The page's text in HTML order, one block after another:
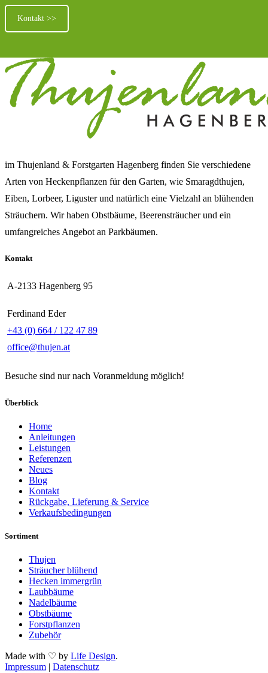
Kontakt >>
im Thujenland & Forstgarten Hagenberg finden Sie verschiedene
Arten von Heckenpflanzen für den Garten, wie Smaragdthujen,
Eiben, Lorbeer, Liguster und natürlich eine Vielzahl an blühenden
Sträuchern. Wir haben Obstbäume, Beerensträucher und ein
umfangreiches Angebot an Parkbäumen.
Kontakt
A-2133 Hagenberg 95
Ferdinand Eder
+43 (0) 664 / 122 47 89
office@thujen.at
Besuche sind nur nach Voranmeldung möglich!
Überblick
Home
Anleitungen
Leistungen
Referenzen
Neues
Blog
Kontakt
Rückgabe, Lieferung & Service
Verkaufsbedingungen
Sortiment
Thujen
Sträucher blühend
Hecken immergrün
Laubbäume
Nadelbäume
Obstbäume
Forstpflanzen
Zubehör
Made with ♡ by Life Design.
Impressum | Datenschutz